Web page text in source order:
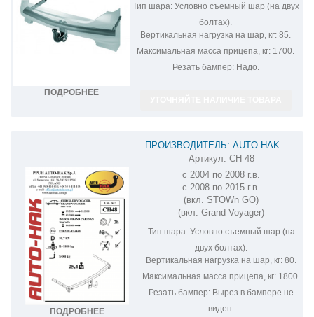
ПОДРОБНЕЕ
Тип шара:Условно съемный шар (на двух
болтах).
Вертикальная нагрузка на шар, кг: 85.
Максимальная масса прицепа, кг: 1700.
Резать бампер:Надо.
ПОДРОБНЕЕ
ПРОИЗВОДИТЕЛЬ: AUTO-HAK
ФАРКОП НА CHRYSLER VOYAGER CH
48
Артикул: CH 48
с 2004 по 2008 г.в.
с 2008 по 2015 г.в.
(вкл. STOWn GO)
(вкл. Grand Voyager)
Тип шара:Условно съемный шар (на
двух болтах).
Вертикальная нагрузка на шар, кг: 80.
Максимальная масса прицепа, кг: 1800.
Резать бампер: Вырез в бампере не
виден.